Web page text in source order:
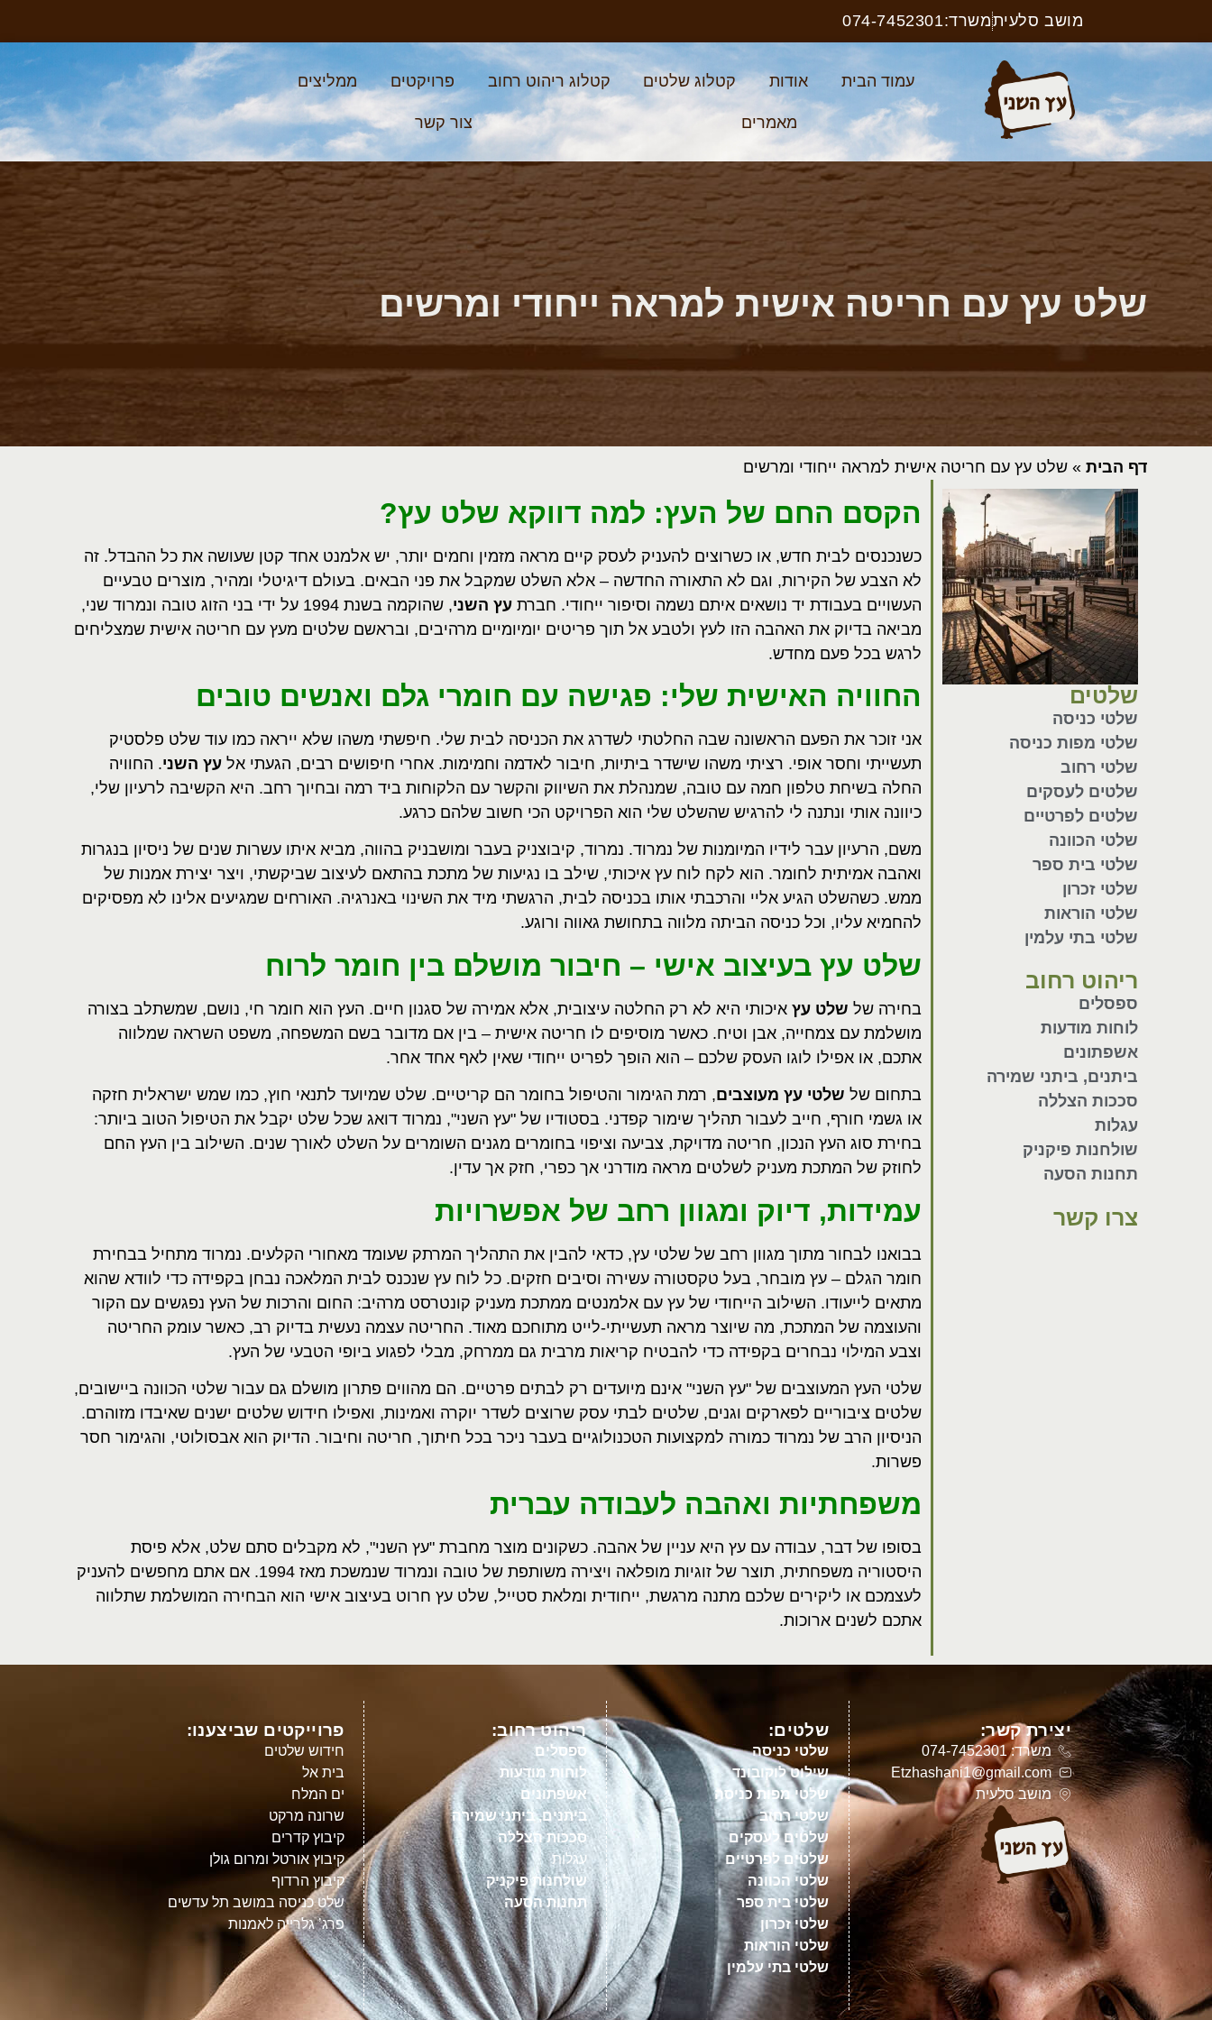
מושב סלעיתמשרד:074-7452301
עמוד הבית אודות קטלוג שלטים קטלוג ריהוט רחוב פרויקטים ממליצים
מאמרים צור קשר
שלט עץ עם חריטה אישית למראה ייחודי ומרשים
דף הבית » שלט עץ עם חריטה אישית למראה ייחודי ומרשים
שלטים
שלטי כניסה
שלטי מפות כניסה
שלטי רחוב
שלטים לעסקים
שלטים לפרטיים
שלטי הכוונה
שלטי בית ספר
שלטי זכרון
שלטי הוראות
שלטי בתי עלמין
ריהוט רחוב
ספסלים
לוחות מודעות
אשפתונים
ביתנים, ביתני שמירה
סככות הצללה
עגלות
שולחנות פיקניק
תחנות הסעה
צרו קשר
הקסם החם של העץ: למה דווקא שלט עץ?
כשנכנסים לבית חדש, או כשרוצים להעניק לעסק קיים מראה מזמין וחמים יותר, יש אלמנט אחד קטן שעושה את כל ההבדל. זה
לא הצבע של הקירות, וגם לא התאורה החדשה – אלא השלט שמקבל את פני הבאים. בעולם דיגיטלי ומהיר, מוצרים טבעיים
העשויים בעבודת יד נושאים איתם נשמה וסיפור ייחודי. חברת עץ השני
, שהוקמה בשנת 1994 על ידי בני הזוג טובה ונמרוד שני,
מביאה בדיוק את האהבה הזו לעץ ולטבע אל תוך פריטים יומיומיים מרהיבים, ובראשם שלטים מעץ עם חריטה אישית שמצליחים
לרגש בכל פעם מחדש.
החוויה האישית שלי: פגישה עם חומרי גלם ואנשים טובים
אני זוכר את הפעם הראשונה שבה החלטתי לשדרג את הכניסה לבית שלי. חיפשתי משהו שלא ייראה כמו עוד שלט פלסטיק
תעשייתי וחסר אופי. רציתי משהו שישדר ביתיות, חיבור לאדמה וחמימות. אחרי חיפושים רבים, הגעתי אל עץ השני. החוויה
החלה בשיחת טלפון חמה עם טובה, שמנהלת את השיווק והקשר עם הלקוחות ביד רמה ובחיוך רחב. היא הקשיבה לרעיון שלי,
כיוונה אותי ונתנה לי להרגיש שהשלט שלי הוא הפרויקט הכי חשוב שלהם כרגע.
משם, הרעיון עבר לידיו המיומנות של נמרוד. נמרוד, קיבוצניק בעבר ומושבניק בהווה, מביא איתו עשרות שנים של ניסיון בנגרות
ואהבה אמיתית לחומר. הוא לקח לוח עץ איכותי, שילב בו נגיעות של מתכת בהתאם לעיצוב שביקשתי, ויצר יצירת אמנות של
ממש. כשהשלט הגיע אליי והרכבתי אותו בכניסה לבית, הרגשתי מיד את השינוי באנרגיה. האורחים שמגיעים אלינו לא מפסיקים
להחמיא עליו, וכל כניסה הביתה מלווה בתחושת גאווה ורוגע.
שלט עץ בעיצוב אישי – חיבור מושלם בין חומר לרוח
בחירה של שלט עץ איכותי היא לא רק החלטה עיצובית, אלא אמירה של סגנון חיים. העץ הוא חומר חי, נושם, שמשתלב בצורה
מושלמת עם צמחייה, אבן וטיח. כאשר מוסיפים לו חריטה אישית – בין אם מדובר בשם המשפחה, משפט השראה שמלווה
אתכם, או אפילו לוגו העסק שלכם – הוא הופך לפריט ייחודי שאין לאף אחד אחר.
בתחום של שלטי עץ מעוצבים, רמת הגימור והטיפול בחומר הם קריטיים. שלט שמיועד לתנאי חוץ, כמו שמש ישראלית חזקה
או גשמי חורף, חייב לעבור תהליך שימור קפדני. בסטודיו של "עץ השני", נמרוד דואג שכל שלט יקבל את הטיפול הטוב ביותר:
בחירת סוג העץ הנכון, חריטה מדויקת, צביעה וציפוי בחומרים מגנים השומרים על השלט לאורך שנים. השילוב בין העץ החם
לחוזק של המתכת מעניק לשלטים מראה מודרני אך כפרי, חזק אך עדין.
עמידות, דיוק ומגוון רחב של אפשרויות
בבואנו לבחור מתוך מגוון רחב של שלטי עץ, כדאי להבין את התהליך המרתק שעומד מאחורי הקלעים. נמרוד מתחיל בבחירת
חומר הגלם – עץ מובחר, בעל טקסטורה עשירה וסיבים חזקים. כל לוח עץ שנכנס לבית המלאכה נבחן בקפידה כדי לוודא שהוא
מתאים לייעודו. השילוב הייחודי של עץ עם אלמנטים ממתכת מעניק קונטרסט מרהיב: החום והרכות של העץ נפגשים עם הקור
והעוצמה של המתכת, מה שיוצר מראה תעשייתי-לייט מתוחכם מאוד. החריטה עצמה נעשית בדיוק רב, כאשר עומק החריטה
וצבע המילוי נבחרים בקפידה כדי להבטיח קריאות מרבית גם ממרחק, מבלי לפגוע ביופי הטבעי של העץ.
שלטי העץ המעוצבים של "עץ השני" אינם מיועדים רק לבתים פרטיים. הם מהווים פתרון מושלם גם עבור שלטי הכוונה ביישובים,
שלטים ציבוריים לפארקים וגנים, שלטים לבתי עסק שרוצים לשדר יוקרה ואמינות, ואפילו חידוש שלטים ישנים שאיבדו מזוהרם.
הניסיון הרב של נמרוד כמורה למקצועות הטכנולוגיים בעבר ניכר בכל חיתוך, חריטה וחיבור. הדיוק הוא אבסולוטי, והגימור חסר
פשרות.
משפחתיות ואהבה לעבודה עברית
בסופו של דבר, עבודה עם עץ היא עניין של אהבה. כשקונים מוצר מחברת "עץ השני", לא מקבלים סתם שלט, אלא פיסת
היסטוריה משפחתית, תוצר של זוגיות מופלאה ויצירה משותפת של טובה ונמרוד שנמשכת מאז 1994. אם אתם מחפשים להעניק
לעצמכם או ליקירים שלכם מתנה מרגשת, ייחודית ומלאת סטייל, שלט עץ חרוט בעיצוב אישי הוא הבחירה המושלמת שתלווה
אתכם לשנים ארוכות.
יצירת קשר:
משרד: 074-7452301
Etzhashani1@gmail.com
מושב סלעית
שלטים:
שלטי כניסה
שילוט לוקובונד
שלטי מפות כניסה
שלטי רחוב
שלטים לעסקים
שלטים לפרטיים
שלטי הכוונה
שלטי בית ספר
שלטי זכרון
שלטי הוראות
שלטי בתי עלמין
ריהוט רחוב:
ספסלים
לוחות מודעות
אשפתונים
ביתנים, ביתני שמירה
סככות הצללה
עגלות
שולחנות פיקניק
תחנות הסעה
פרוייקטים שביצענו:
חידוש שלטים
בית אל
ים המלח
שרונה מרקט
קיבוץ קדרים
קיבוץ אורטל ומרום גולן
קיבוץ הרדוף
שלט כניסה במושב תל עדשים
פרג’ גלרייה לאמנות